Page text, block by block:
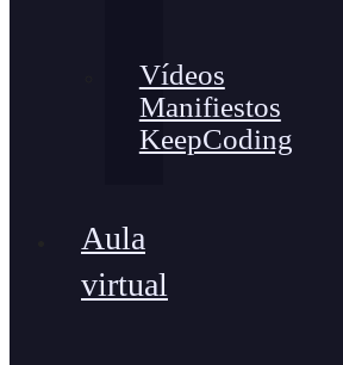
Vídeos
Manifiestos
KeepCoding
Aula
virtual